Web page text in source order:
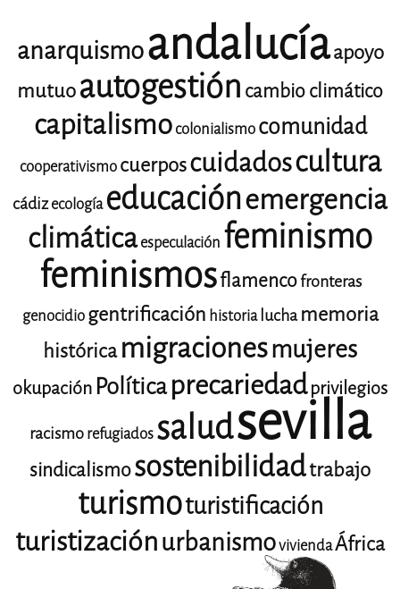
anarquismoandalucíaapoyo
mutuoautogestión cambio climático
capitalismocolonialismocomunidad
cooperativismocuerposcuidadoscultura
cádizecología educaciónemergencia
climáticaespeculación feminismo
feminismosflamencofronteras
genocidiogentrificación historialucha memoria
histórica migracionesmujeres
okupaciónPolíticaprecariedadprivilegios
racismorefugiadossaludsevilla
sindicalismosostenibilidadtrabajo
turismoturistificación
turistizaciónurbanismoviviendaÁfrica